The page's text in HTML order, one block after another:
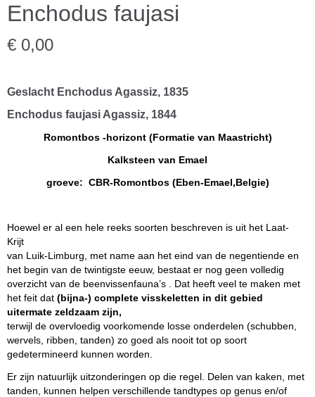
Enchodus faujasi
€ 0,00
Geslacht Enchodus Agassiz, 1835
Enchodus faujasi Agassiz, 1844
Romontbos -horizont (Formatie van Maastricht)
Kalksteen van Emael
groeve: CBR-Romontbos (Eben-Emael,Belgie)
Hoewel er al een hele reeks soorten beschreven is uit het Laat-
Krijt
van Luik-Limburg, met name aan het eind van de negentiende en
het begin van de twintigste eeuw, bestaat er nog geen volledig
overzicht van de beenvissenfauna’s . Dat heeft veel te maken met
het feit dat (bijna-) complete visskeletten in dit gebied
uitermate zeldzaam zijn,
terwijl de overvloedig voorkomende losse onderdelen (schubben,
wervels, ribben, tanden) zo goed als nooit tot op soort
gedetermineerd kunnen worden.
Er zijn natuurlijk uitzonderingen op die regel. Delen van kaken, met
tanden, kunnen helpen verschillende tandtypes op genus en/of